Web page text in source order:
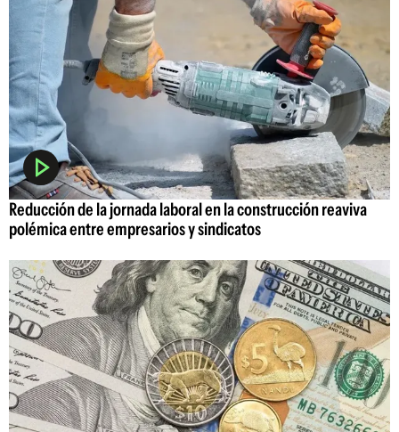
Reducción de la jornada laboral en la construcción reaviva
polémica entre empresarios y sindicatos